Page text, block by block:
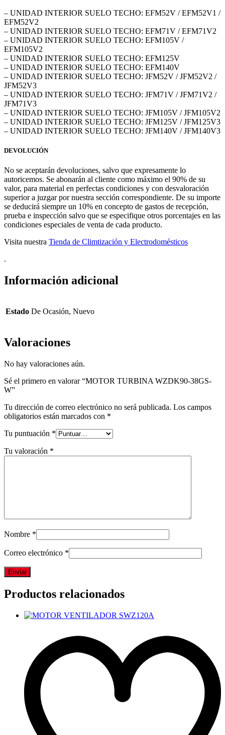
– UNIDAD INTERIOR SUELO TECHO: EFM52V / EFM52V1 /
EFM52V2
– UNIDAD INTERIOR SUELO TECHO: EFM71V / EFM71V2
– UNIDAD INTERIOR SUELO TECHO: EFM105V /
EFM105V2
– UNIDAD INTERIOR SUELO TECHO: EFM125V
– UNIDAD INTERIOR SUELO TECHO: EFM140V
– UNIDAD INTERIOR SUELO TECHO: JFM52V / JFM52V2 /
JFM52V3
– UNIDAD INTERIOR SUELO TECHO: JFM71V / JFM71V2 /
JFM71V3
– UNIDAD INTERIOR SUELO TECHO: JFM105V / JFM105V2
– UNIDAD INTERIOR SUELO TECHO: JFM125V / JFM125V3
– UNIDAD INTERIOR SUELO TECHO: JFM140V / JFM140V3
DEVOLUCIÓN
No se aceptarán devoluciones, salvo que expresamente lo
autoricemos. Se abonarán al cliente como máximo el 90% de su
valor, para material en perfectas condiciones y con desvaloración
superior a juzgar por nuestra sección correspondiente. De su importe
se deducirá siempre un 10% en concepto de gastos de recepción,
prueba e inspección salvo que se especifique otros porcentajes en las
condiciones especiales de venta de cada producto.
Visita nuestra Tienda de Climtización y Electrodomésticos
.
Información adicional
Estado De Ocasión, Nuevo
Valoraciones
No hay valoraciones aún.
Sé el primero en valorar “MOTOR TURBINA WZDK90-38GS-
W”
Tu dirección de correo electrónico no será publicada. Los campos
obligatorios están marcados con *
Tu puntuación *
Tu valoración *
Nombre *
Correo electrónico *
Productos relacionados